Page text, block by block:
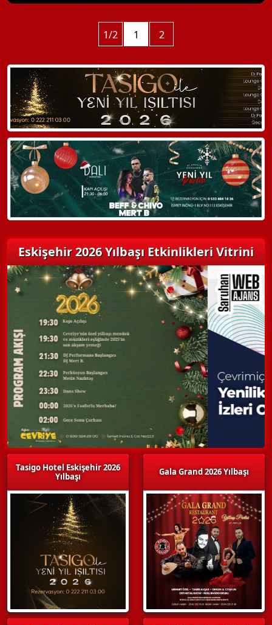
WhatsApp ile Bilgi Alın
Hemen Arayın
Detaylı Bilgi Alın
1/2 1 2
Eskişehir 2026 Yılbaşı Etkinlikleri Vitrini
Tasigo Hotel Eskişehir 2026
Yılbaşı
Gala Grand 2026 Yılbaşı